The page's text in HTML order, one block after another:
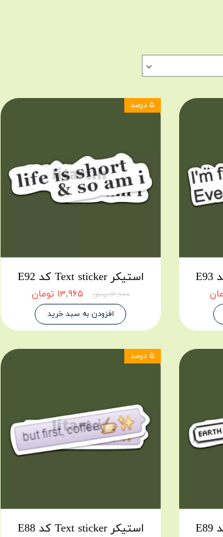
استیکر Text sticker کد E92
۱۴,۷۰۰ تومان ۱۳,۹۶۵ تومان
افزودن به سبد خرید
۵ درصد
استیکر Text sticker کد E88
۵ درصد